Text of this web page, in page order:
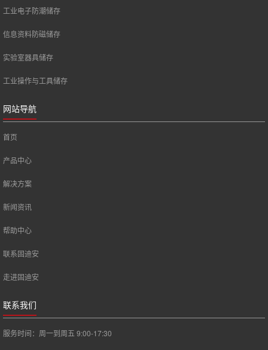
工业电子防潮储存
信息资料防磁储存
实验室器具储存
工业操作与工具储存
网站导航
首页
产品中心
解决方案
新闻资讯
帮助中心
联系固迪安
走进固迪安
联系我们
服务时间：周一到周五 9:00-17:30